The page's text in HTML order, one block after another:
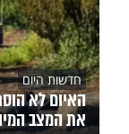
חדשות היום
האיום לא
את המצב